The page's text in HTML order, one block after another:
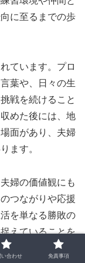
に至るまでの歩
ています。プロ
葉や、日々の生
戦を続けること
めた後には、地
面があり、夫婦
ます。
婦の価値観にも
つながりや応援
を単なる勝敗の
えていることを
なり、坪井智也
い合わせ 免責事項